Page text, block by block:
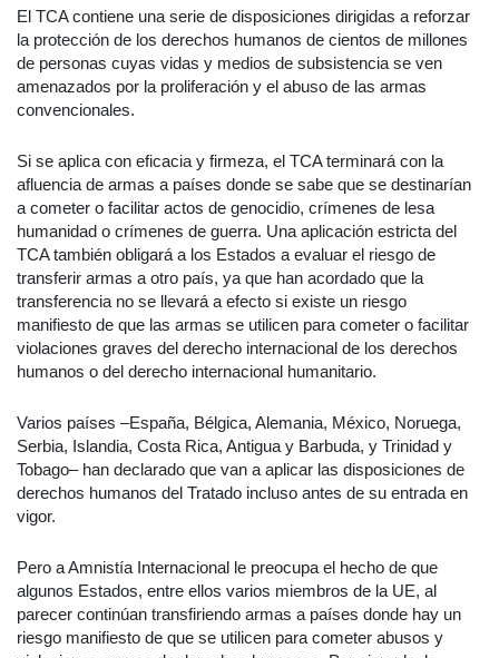
El TCA contiene una serie de disposiciones dirigidas a reforzar
la protección de los derechos humanos de cientos de millones
de personas cuyas vidas y medios de subsistencia se ven
amenazados por la proliferación y el abuso de las armas
convencionales.
Si se aplica con eficacia y firmeza, el TCA terminará con la
afluencia de armas a países donde se sabe que se destinarían
a cometer o facilitar actos de genocidio, crímenes de lesa
humanidad o crímenes de guerra. Una aplicación estricta del
TCA también obligará a los Estados a evaluar el riesgo de
transferir armas a otro país, ya que han acordado que la
transferencia no se llevará a efecto si existe un riesgo
manifiesto de que las armas se utilicen para cometer o facilitar
violaciones graves del derecho internacional de los derechos
humanos o del derecho internacional humanitario.
Varios países –España, Bélgica, Alemania, México, Noruega,
Serbia, Islandia, Costa Rica, Antigua y Barbuda, y Trinidad y
Tobago– han declarado que van a aplicar las disposiciones de
derechos humanos del Tratado incluso antes de su entrada en
vigor.
Pero a Amnistía Internacional le preocupa el hecho de que
algunos Estados, entre ellos varios miembros de la UE, al
parecer continúan transfiriendo armas a países donde hay un
riesgo manifiesto de que se utilicen para cometer abusos y